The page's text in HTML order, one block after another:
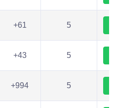
+61 5
+43 5
+994 5